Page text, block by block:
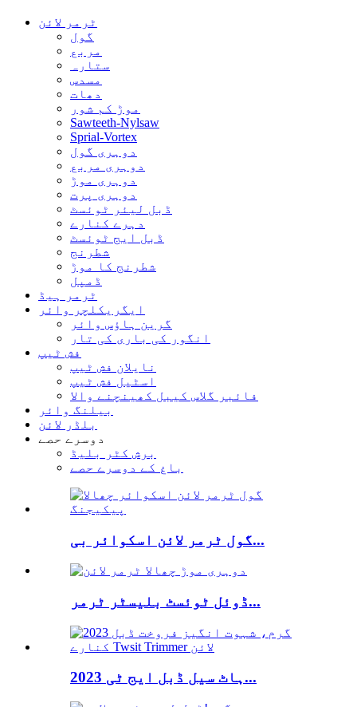
ٹرمر لائن
گول
مربع
ستارہ
مسدس
دھات
موڑ کم شور
Sawteeth-Nylsaw
Sprial-Vortex
دوہری گول
دوہری مربع
دوہری موڑ
دوہری پرت
ڈبل لیئر ٹوئسٹ
دہرے کنارے
ڈبل ایج ٹوئسٹ
شطرنج
شطرنج کا موڑ
ڈمپل
ٹرمر ہیڈ
ایگریکلچر وائر
گرین ہاؤس وائر
انگور کی باری کی تار
فش ٹیپ
نایلان فش ٹیپ
اسٹیل فش ٹیپ
فائبر گلاس کیبل کھینچنے والا
بیلنگ وائر
بلڈر لائن
دوسرے حصے
برش کٹر بلیڈ
باغ کے دوسرے حصے
گول ٹرمر لائن اسکوائر بی...
ڈوئل ٹوئسٹ بلیسٹر ٹرمر...
2023 ہاٹ سیل ڈبل ایج ٹی...